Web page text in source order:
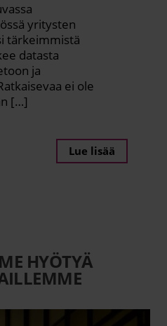
yritysten
tärkeimmistä
datasta
ja
ei ole
[…]
Lue lisää
HYÖTYÄ